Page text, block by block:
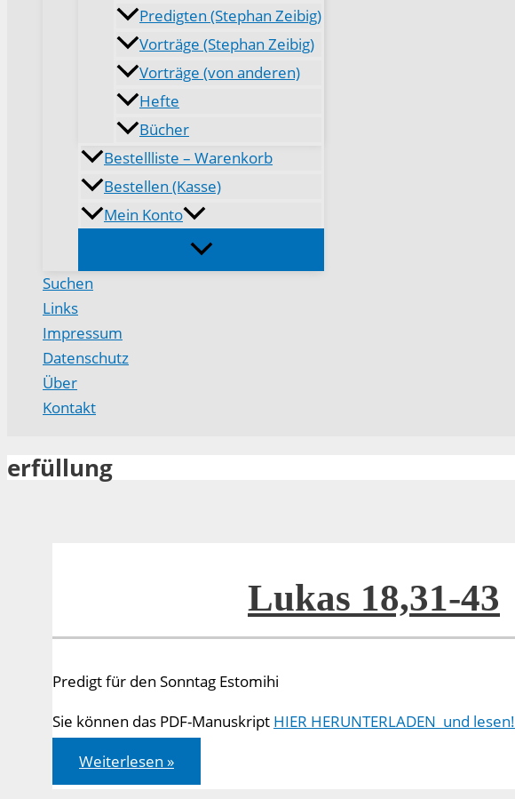
Predigten (Stephan Zeibig)
Vorträge (Stephan Zeibig)
Vorträge (von anderen)
Hefte
Bücher
Bestellliste – Warenkorb
Bestellen (Kasse)
Mein Konto
Suchen
Links
Impressum
Datenschutz
Über
Kontakt
erfüllung
Lukas 18,31-43
Predigt für den Sonntag Estomihi
Sie können das PDF-Manuskript HIER HERUNTERLADEN und lesen!
Lukas
18,31-
43
Weiterlesen »